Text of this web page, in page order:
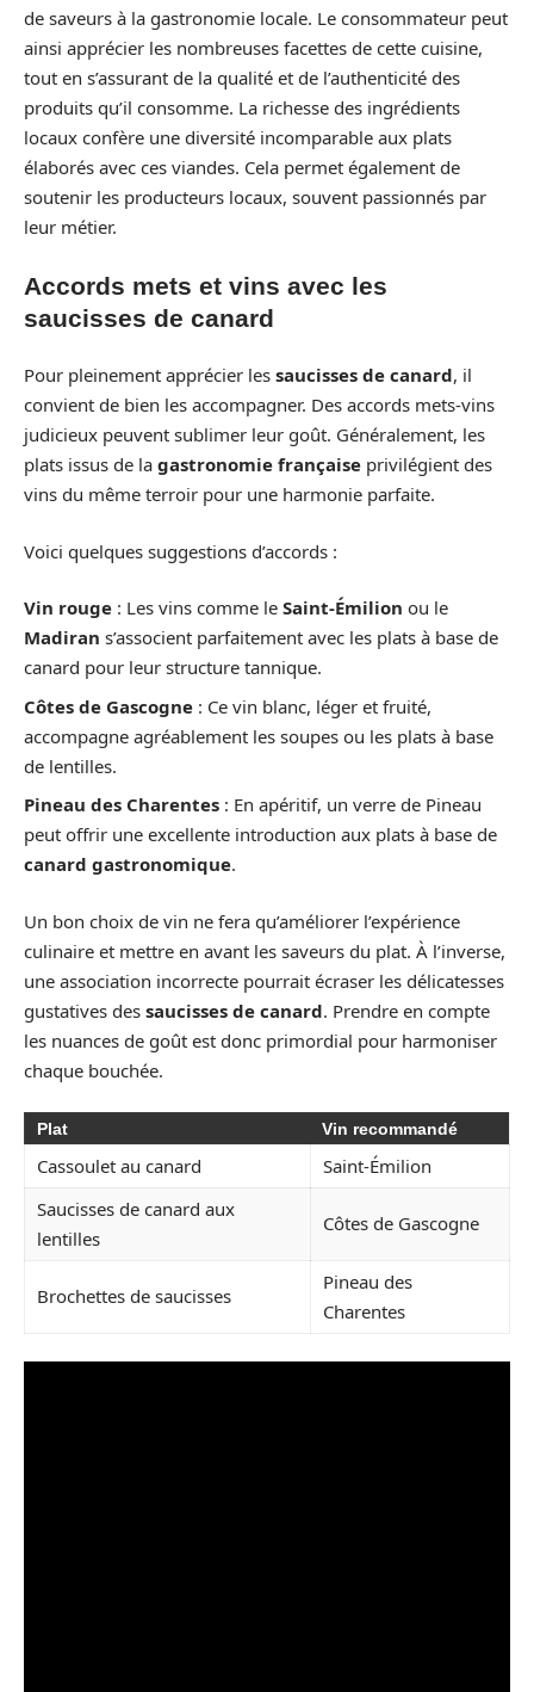
de saveurs à la gastronomie locale. Le consommateur peut
ainsi apprécier les nombreuses facettes de cette cuisine,
tout en s’assurant de la qualité et de l’authenticité des
produits qu’il consomme. La richesse des ingrédients
locaux confère une diversité incomparable aux plats
élaborés avec ces viandes. Cela permet également de
soutenir les producteurs locaux, souvent passionnés par
leur métier.
Accords mets et vins avec les
saucisses de canard
Pour pleinement apprécier les saucisses de canard, il
convient de bien les accompagner. Des accords mets-vins
judicieux peuvent sublimer leur goût. Généralement, les
plats issus de la gastronomie française privilégient des
vins du même terroir pour une harmonie parfaite.
Voici quelques suggestions d’accords :
Vin rouge : Les vins comme le Saint-Émilion ou le
Madiran s’associent parfaitement avec les plats à base de
canard pour leur structure tannique.
Côtes de Gascogne : Ce vin blanc, léger et fruité,
accompagne agréablement les soupes ou les plats à base
de lentilles.
Pineau des Charentes : En apéritif, un verre de Pineau
peut offrir une excellente introduction aux plats à base de
canard gastronomique.
Un bon choix de vin ne fera qu’améliorer l’expérience
culinaire et mettre en avant les saveurs du plat. À l’inverse,
une association incorrecte pourrait écraser les délicatesses
gustatives des saucisses de canard. Prendre en compte
les nuances de goût est donc primordial pour harmoniser
chaque bouchée.
Plat Vin recommandé
Cassoulet au canard
Saint-Émilion
Saucisses de canard aux
lentilles
Côtes de Gascogne
Brochettes de saucisses
Pineau des
Charentes